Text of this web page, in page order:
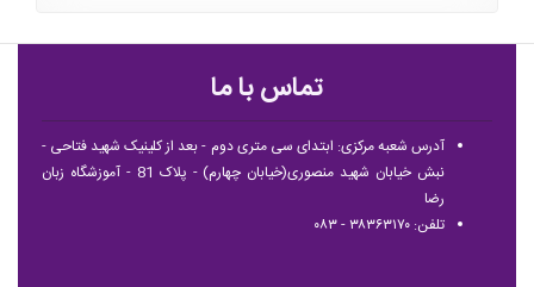
تماس با ما
آدرس شعبه مرکزی: ابتدای سی متری دوم - بعد از کلینیک شهید فتاحی -
نبش خیابان شهید منصوری(خیابان چهارم) - پلاک 81 - آموزشگاه زبان
رضا
تلفن: ۳۸۳۶۳۱۷۰ - ۰۸۳